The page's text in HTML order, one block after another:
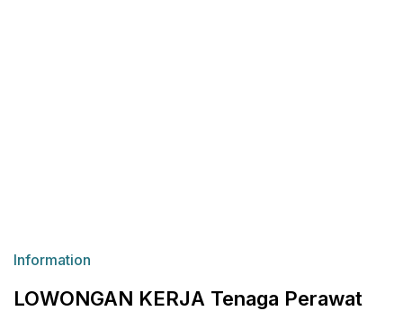
Information
LOWONGAN KERJA Tenaga Perawat